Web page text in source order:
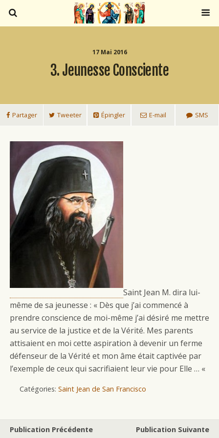
17 Mai 2016
3. Jeunesse Consciente
Partager Tweeter Épingler E-mail SMS
Saint Jean M. dira lui-
même de sa jeunesse : « Dès que j’ai commencé à
prendre conscience de moi-même j’ai désiré me mettre
au service de la justice et de la Vérité. Mes parents
attisaient en moi cette aspiration à devenir un ferme
défenseur de la Vérité et mon âme était captivée par
l’exemple de ceux qui sacrifiaient leur vie pour Elle … «
Catégories: Saint Jean de San Francisco
Publication Précédente Publication Suivante